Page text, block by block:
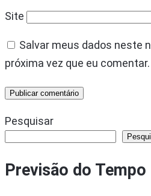
Site
Salvar meus dados neste
próxima vez que eu comentar.
Pesquisar
Previsão do Tempo